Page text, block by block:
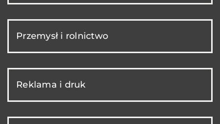
Przemysł i rolnictwo
Reklama i druk